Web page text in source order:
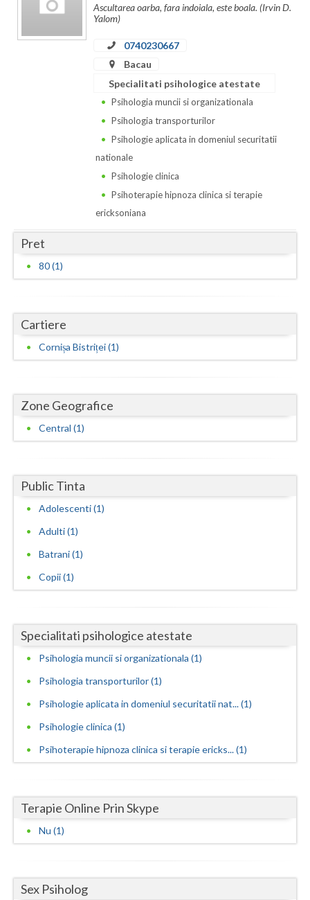
Constanta
Harghita
Hunedoara
Iasi
Mehedinti
Mures
Olt
Prahova
Salaj
Satu-Mare
Sibiu
Teleorman
Tulcea
Valcea
Vaslui
Ascultarea oarba, fara indoiala, este boala. (Irvin D.
Yalom)
0740230667
Bacau
Specialitati psihologice atestate
Psihologia muncii si organizationala
Psihologia transporturilor
Psihologie aplicata in domeniul securitatii
nationale
Psihologie clinica
Psihoterapie hipnoza clinica si terapie
ericksoniana
Pret
80 (1)
Cartiere
Cornișa Bistriței (1)
Zone Geografice
Central (1)
Public Tinta
Adolescenti (1)
Adulti (1)
Batrani (1)
Copii (1)
Specialitati psihologice atestate
Psihologia muncii si organizationala (1)
Psihologia transporturilor (1)
Psihologie aplicata in domeniul securitatii nat... (1)
Psihologie clinica (1)
Psihoterapie hipnoza clinica si terapie ericks... (1)
Terapie Online Prin Skype
Nu (1)
Sex Psiholog